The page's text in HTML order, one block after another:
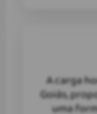
A carga
Goiás,
uma